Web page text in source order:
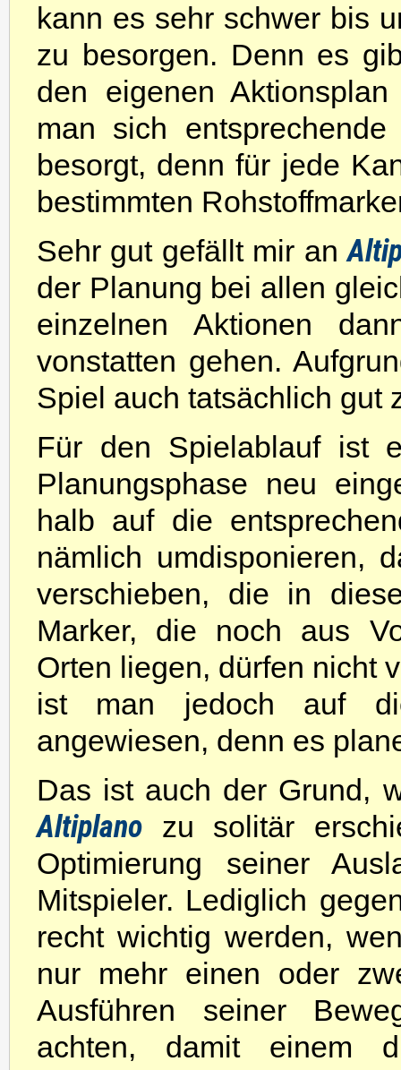
kann es sehr schwer bis
zu besorgen. Denn es
den eigenen
man sich
besorgt, denn für jede
bestimmten
Sehr gut gefällt mir an
der Planung bei allen
einzelnen Aktionen
vonstatten gehen.
Spiel auch tatsächlich gut
Für den Spielablauf ist
Planungsphase neu
halb auf die
nämlich umdisponieren,
verschieben, die in
Marker, die noch aus
Orten liegen, dürfen nicht
ist man jedoch auf
angewiesen, denn es
Das ist auch der Grund,
Altiplano zu solitär
Optimierung seiner
Mitspieler. Lediglich
recht wichtig werden,
nur mehr einen oder
Ausführen seiner
achten, damit einem